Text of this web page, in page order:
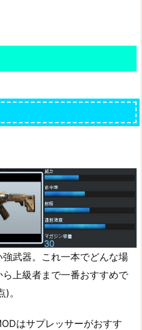
武器。これ一本でどんな場
上級者まで一番おすすめで
。
はサプレッサーがおすす